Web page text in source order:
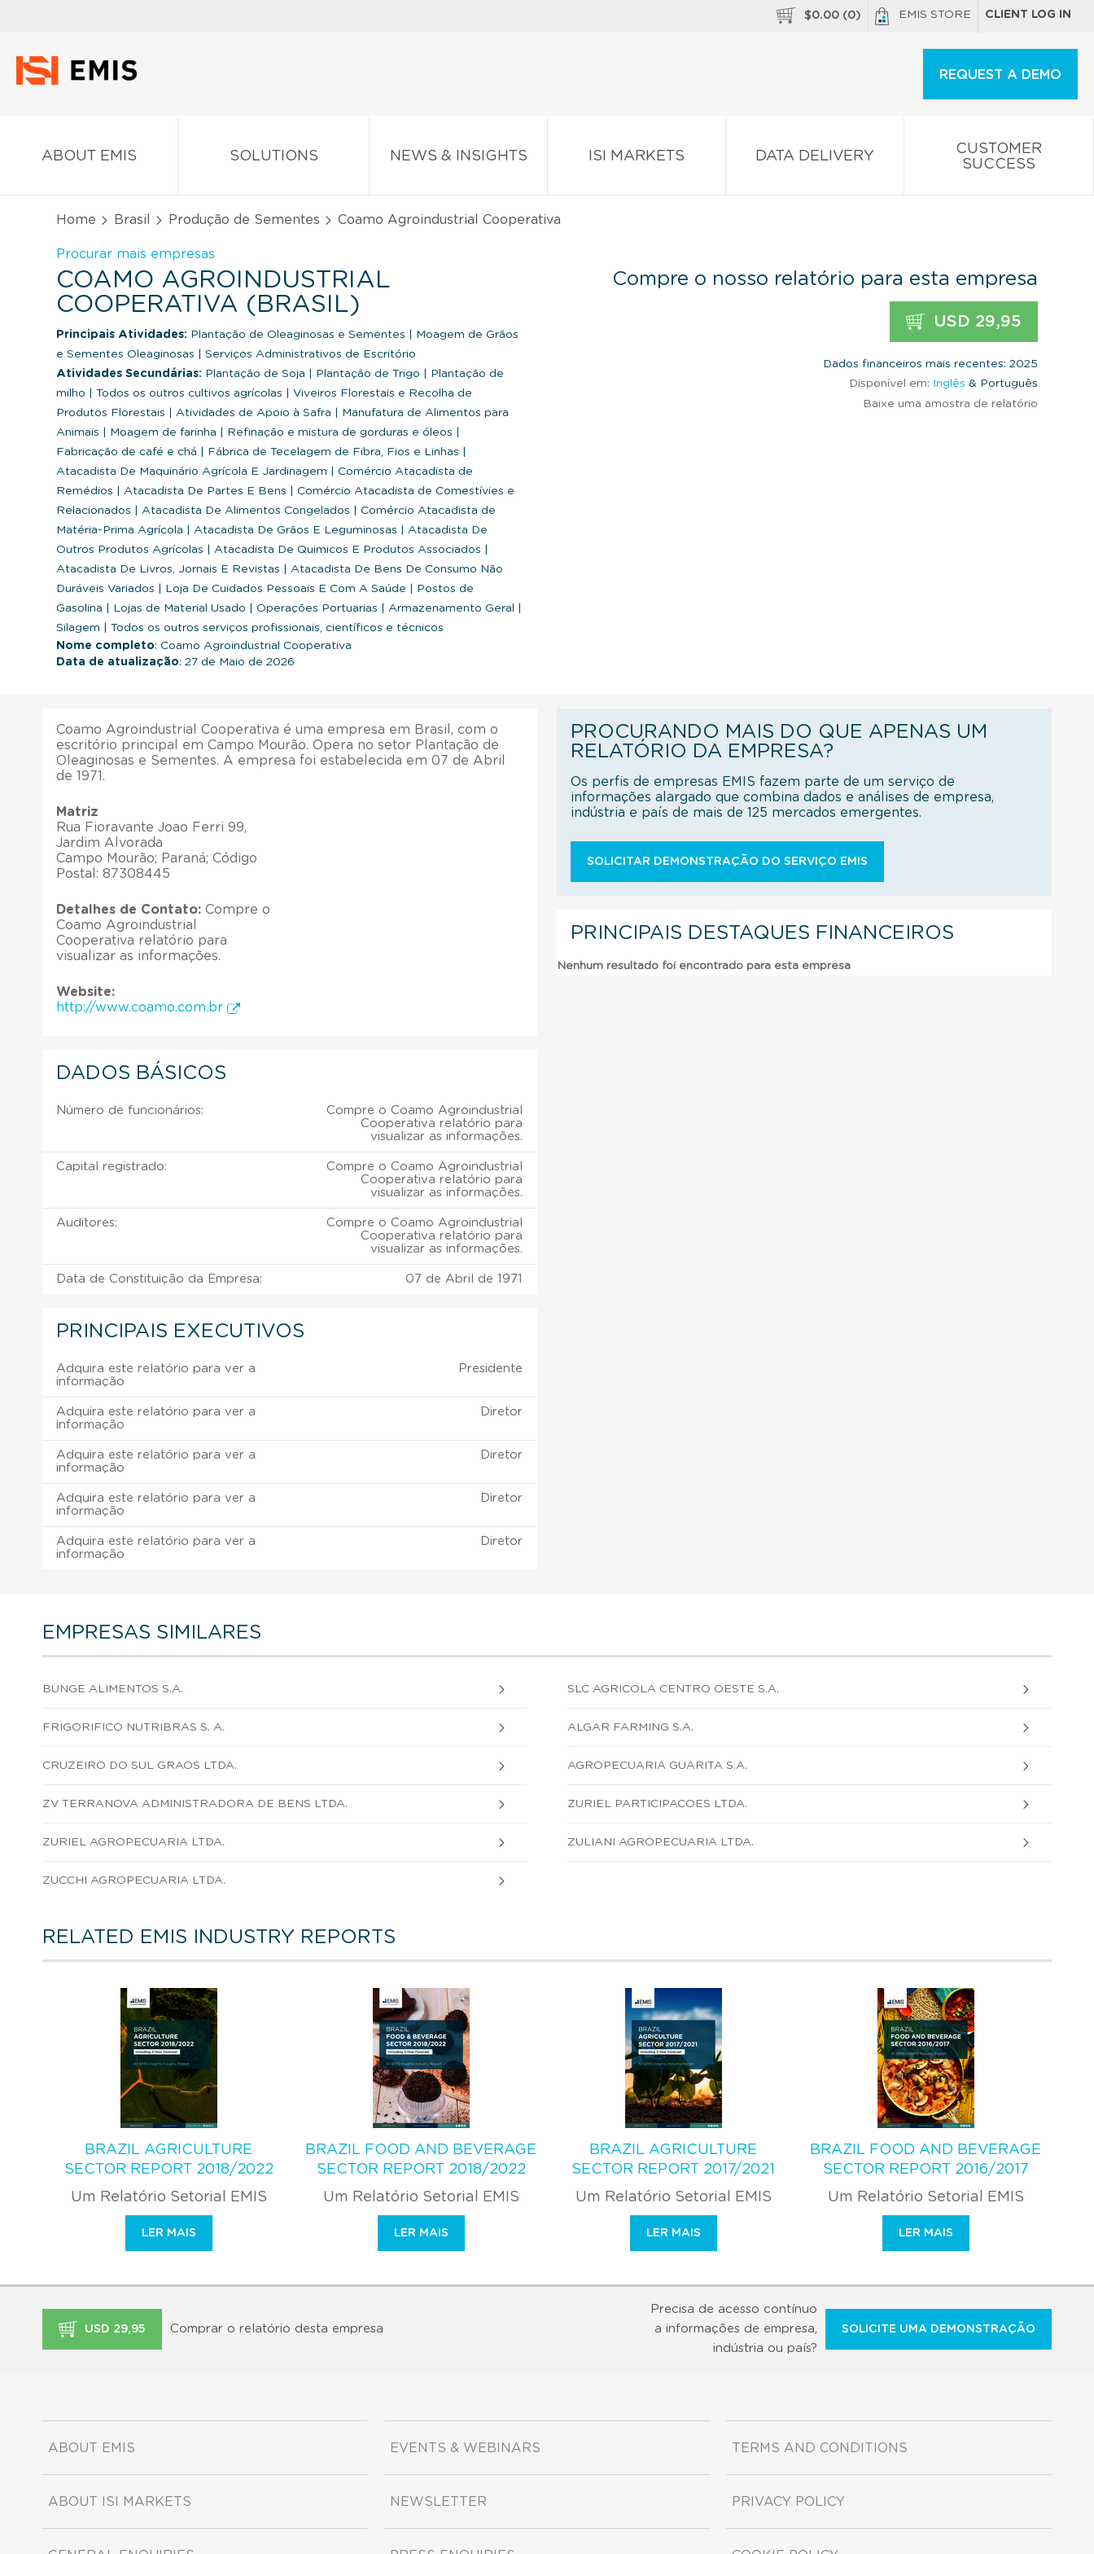
$0.00 (0) EMIS STORE CLIENT LOG IN
REQUEST A DEMO
ABOUT EMIS SOLUTIONS NEWS & INSIGHTS ISI MARKETS DATA DELIVERY
CUSTOMER
SUCCESS
Home Brasil Produção de Sementes Coamo Agroindustrial Cooperativa
Procurar mais empresas
COAMO AGROINDUSTRIAL
COOPERATIVA (BRASIL)
Principais Atividades: Plantação de Oleaginosas e Sementes
Moagem de Grãos
e Sementes Oleaginosas
Serviços Administrativos de Escritório
Atividades Secundárias: Plantação de Soja Plantação de Trigo
Plantação de
milho
Todos os outros cultivos agrícolas
Viveiros Florestais e Recolha de
Produtos Florestais
Atividades de Apoio à Safra
Manufatura de Alimentos para
Animais
Moagem de farinha Refinação e mistura de gorduras e óleos
Fabricação de café e chá
Fábrica de Tecelagem de Fibra, Fios e Linhas
Atacadista De Maquinário Agrícola E Jardinagem
Comércio Atacadista de
Remédios
Atacadista De Partes E Bens
Comércio Atacadista de Comestívies e
Relacionados
Atacadista De Alimentos Congelados
Comércio Atacadista de
Matéria-Prima Agrícola
Atacadista De Grãos E Leguminosas
Atacadista De
Outros Produtos Agrícolas
Atacadista De Quimicos E Produtos Associados
Atacadista De Livros, Jornais E Revistas
Atacadista De Bens De Consumo Não
Duráveis Variados
Loja De Cuidados Pessoais E Com A Saúde
Postos de
Gasolina
Lojas de Material Usado Operações Portuarias Armazenamento Geral
Silagem
Todos os outros serviços profissionais, científicos e técnicos
Nome completo: Coamo Agroindustrial Cooperativa
Data de atualização: 27 de Maio de 2026
Compre o nosso relatório para esta empresa
USD 29,95
Dados financeiros mais recentes: 2025
Disponível em: Inglês & Português
Baixe uma amostra de relatório
Coamo Agroindustrial Cooperativa é uma empresa em Brasil, com o
escritório principal em Campo Mourão. Opera no setor Plantação de
Oleaginosas e Sementes. A empresa foi estabelecida em 07 de Abril
de 1971.
Matriz
Rua Fioravante Joao Ferri 99,
Jardim Alvorada
Campo Mourão; Paraná; Código
Postal: 87308445
Detalhes de Contato: Compre o
Coamo Agroindustrial
Cooperativa relatório para
visualizar as informações.
Website:
http://www.coamo.com.br
DADOS BÁSICOS
Número de funcionários:
Compre o Coamo Agroindustrial
Cooperativa relatório para
visualizar as informações.
Capital registrado:
Compre o Coamo Agroindustrial
Cooperativa relatório para
visualizar as informações.
Auditores:
Compre o Coamo Agroindustrial
Cooperativa relatório para
visualizar as informações.
Data de Constituição da Empresa: 07 de Abril de 1971
PRINCIPAIS EXECUTIVOS
Adquira este relatório para ver a
informação
Presidente
Adquira este relatório para ver a
informação
Diretor
Adquira este relatório para ver a
informação
Diretor
Adquira este relatório para ver a
informação
Diretor
Adquira este relatório para ver a
informação
Diretor
PROCURANDO MAIS DO QUE APENAS UM
RELATÓRIO DA EMPRESA?
Os perfis de empresas EMIS fazem parte de um serviço de
informações alargado que combina dados e análises de empresa,
indústria e país de mais de 125 mercados emergentes.
SOLICITAR DEMONSTRAÇÃO DO SERVIÇO EMIS
PRINCIPAIS DESTAQUES FINANCEIROS
Nenhum resultado foi encontrado para esta empresa
EMPRESAS SIMILARES
BUNGE ALIMENTOS S.A. SLC AGRICOLA CENTRO OESTE S.A.
FRIGORIFICO NUTRIBRAS S. A. ALGAR FARMING S.A.
CRUZEIRO DO SUL GRAOS LTDA. AGROPECUARIA GUARITA S.A.
ZV TERRANOVA ADMINISTRADORA DE BENS LTDA. ZURIEL PARTICIPACOES LTDA.
ZURIEL AGROPECUARIA LTDA. ZULIANI AGROPECUARIA LTDA.
ZUCCHI AGROPECUARIA LTDA.
RELATED EMIS INDUSTRY REPORTS
BRAZIL AGRICULTURE
SECTOR REPORT 2018/2022
Um Relatório Setorial EMIS
LER MAIS
BRAZIL FOOD AND BEVERAGE
SECTOR REPORT 2018/2022
Um Relatório Setorial EMIS
LER MAIS
BRAZIL AGRICULTURE
SECTOR REPORT 2017/2021
Um Relatório Setorial EMIS
LER MAIS
BRAZIL FOOD AND BEVERAGE
SECTOR REPORT 2016/2017
Um Relatório Setorial EMIS
LER MAIS
USD 29,95 Comprar o relatório desta empresa
Precisa de acesso contínuo
a informações de empresa,
indústria ou país?
SOLICITE UMA DEMONSTRAÇÃO
ABOUT EMIS
ABOUT ISI MARKETS
EVENTS & WEBINARS
NEWSLETTER
TERMS AND CONDITIONS
PRIVACY POLICY